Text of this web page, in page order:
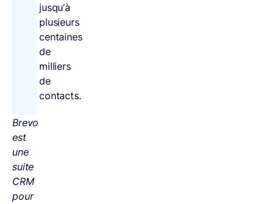
jusqu’à
plusieurs
centaines
de
milliers
de
contacts.
Brevo
est
une
suite
CRM
pour